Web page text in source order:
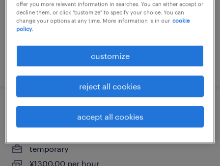
宮崎県都城市, 宮崎県
temporary
posted 11 june 2026
接客（ショールーム・カウンター窓口）
temporary
¥1300.00 per hour
offer you more relevant information in searches. You can either accept or
decline them, or click "customize" to specify your choice. You can
change your options at any time. More information is in our cookie
policy.
customize
reject all cookies
accept all cookies